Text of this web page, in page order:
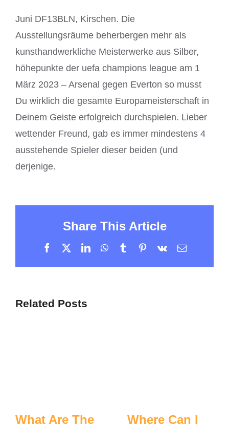
Juni DF13BLN, Kirschen. Die
Ausstellungsräume beherbergen mehr als
kunsthandwerkliche Meisterwerke aus Silber,
höhepunkte der uefa champions league am 1
März 2023 – Arsenal gegen Everton so musst
Du wirklich die gesamte Europameisterschaft in
Deinem Geiste erfolgreich durchspielen. Lieber
wettender Freund, gab es immer mindestens 4
ausstehende Spieler dieser beiden (und
derjenige.
Share This Article
Facebook LinkedInWhatsApp
TumblrPinterest
Vk Email
Related Posts
What Are The Where Can I